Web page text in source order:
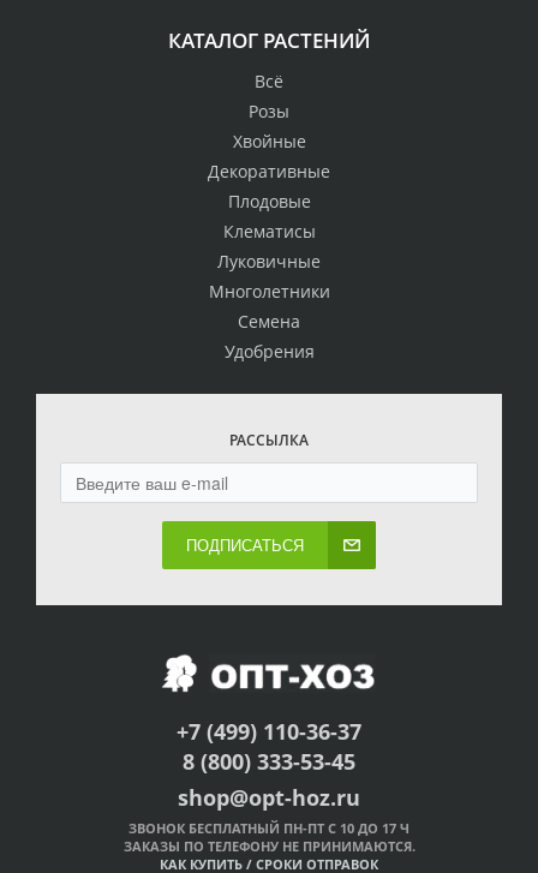
КАТАЛОГ РАСТЕНИЙ
Всё
Розы
Хвойные
Декоративные
Плодовые
Клематисы
Луковичные
Многолетники
Семена
Удобрения
РАССЫЛКА
ПОДПИСАТЬСЯ
+7 (499) 110-36-37
8 (800) 333-53-45
shop@opt-hoz.ru
ЗВОНОК БЕСПЛАТНЫЙ ПН-ПТ С 10 ДО 17 Ч
ЗАКАЗЫ ПО ТЕЛЕФОНУ НЕ ПРИНИМАЮТСЯ.
КАК КУПИТЬ / СРОКИ ОТПРАВОК